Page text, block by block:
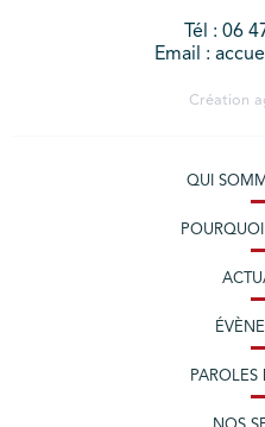
Tél : 06
Email :
Création
QUI
PAROLES